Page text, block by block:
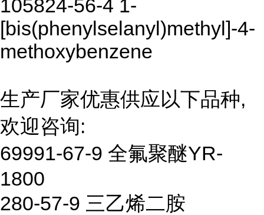
105824-56-4 1-
[bis(phenylselanyl)methyl]-4-
methoxybenzene
生产厂家优惠供应以下品种,
欢迎咨询:
69991-67-9 全氟聚醚YR-
1800
280-57-9 三乙烯二胺